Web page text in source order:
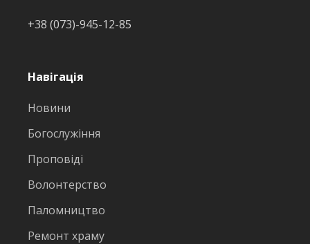
+38 (073)-945-12-85
Навігація
Новини
Богослужіння
Проповіді
Волонтерство
Паломництво
Ремонт храму